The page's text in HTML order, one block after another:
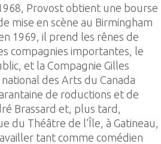
Provost obtient une bourse
mise en scène au Birmingham
1969, il prend les rênes de
compagnies importantes, le
et la Compagnie Gilles
des Arts du Canada
de roductions et de
Brassard et, plus tard,
du Théâtre de l’Île, à Gatineau,
tant comme comédien